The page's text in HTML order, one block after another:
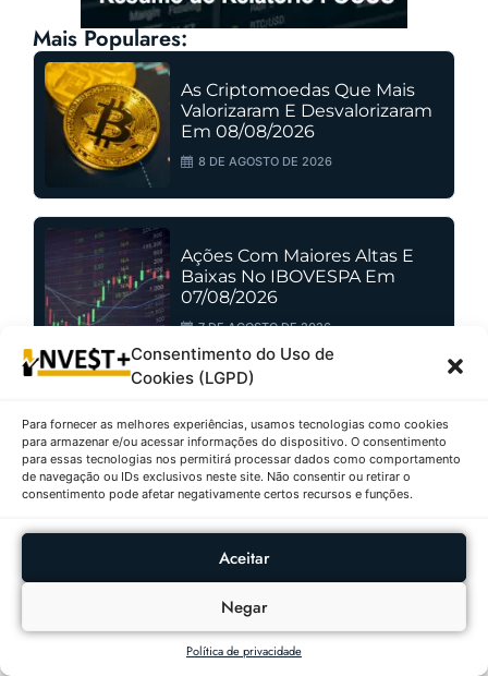
Consentimento do Uso de
Cookies (LGPD)
Para fornecer as melhores experiências, usamos tecnologias como cookies
para armazenar e/ou acessar informações do dispositivo. O consentimento
para essas tecnologias nos permitirá processar dados como comportamento
de navegação ou IDs exclusivos neste site. Não consentir ou retirar o
consentimento pode afetar negativamente certos recursos e funções.
Aceitar
Negar
Política de privacidade
Mais Populares:
As Criptomoedas Que Mais
Valorizaram E Desvalorizaram
Em 08/08/2026
8 DE AGOSTO DE 2026
Ações Com Maiores Altas E
Baixas No IBOVESPA Em
07/08/2026
7 DE AGOSTO DE 2026
Fundos Imobiliários Com
Maiores Altas E Baixas Em
07/08/2026
7 DE AGOSTO DE 2026
As Criptomoedas Que Mais
Valorizaram E Desvalorizaram
Em 07/08/2026
7 DE AGOSTO DE 2026